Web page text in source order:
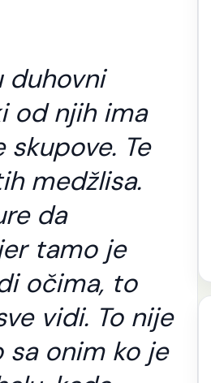
duhovni
od njih ima
Te
medžlisa.
da
tamo je
očima, to
vidi. To nije
sa onim ko je
Kod svakog jela tri su
stvari važne
Šejh Ismail effendi. Bismillahi-r-
Rahmani-r-Rahim. Kod svakog jela